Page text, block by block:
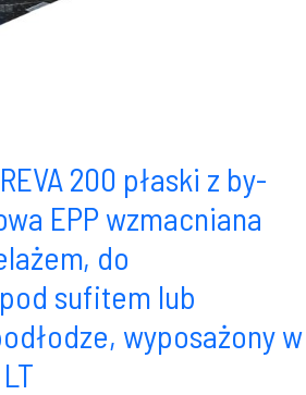
200 płaski z by-
EPP wzmacniana
do
sufitem lub
wyposażony w